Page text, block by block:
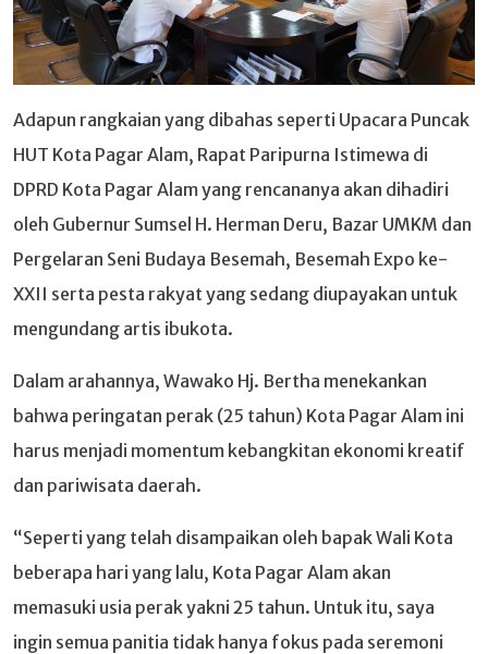
Adapun rangkaian yang dibahas seperti Upacara Puncak
HUT Kota Pagar Alam, Rapat Paripurna Istimewa di
DPRD Kota Pagar Alam yang rencananya akan dihadiri
oleh Gubernur Sumsel H. Herman Deru, Bazar UMKM dan
Pergelaran Seni Budaya Besemah, Besemah Expo ke-
XXII serta pesta rakyat yang sedang diupayakan untuk
mengundang artis ibukota.
Dalam arahannya, Wawako Hj. Bertha menekankan
bahwa peringatan perak (25 tahun) Kota Pagar Alam ini
harus menjadi momentum kebangkitan ekonomi kreatif
dan pariwisata daerah.
“Seperti yang telah disampaikan oleh bapak Wali Kota
beberapa hari yang lalu, Kota Pagar Alam akan
memasuki usia perak yakni 25 tahun. Untuk itu, saya
ingin semua panitia tidak hanya fokus pada seremoni